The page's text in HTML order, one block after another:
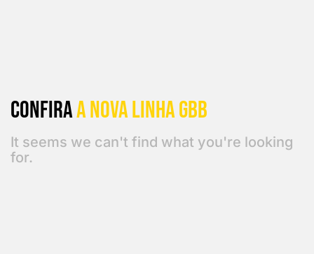
Confiraa Nova linha GBB
It seems we can't find what you're looking
for.